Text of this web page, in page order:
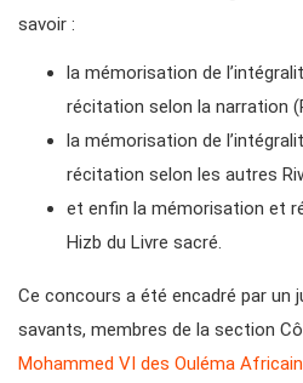
savoir :
la mémorisation de
récitation selon la narration
la mémorisation de
récitation selon les autres
et enfin la mémorisation et
Hizb du Livre sacré.
Ce concours a été encadré par un
savants, membres de la section
Mohammed VI des Ouléma